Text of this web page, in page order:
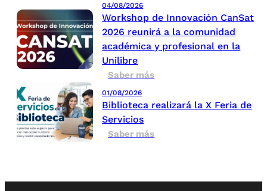
04/08/2026
Workshop de Innovación CanSat
2026 reunirá a la comunidad
académica y profesional en la
Unilibre
Saber más
01/08/2026
Biblioteca realizará la X Feria de
Servicios
Saber más